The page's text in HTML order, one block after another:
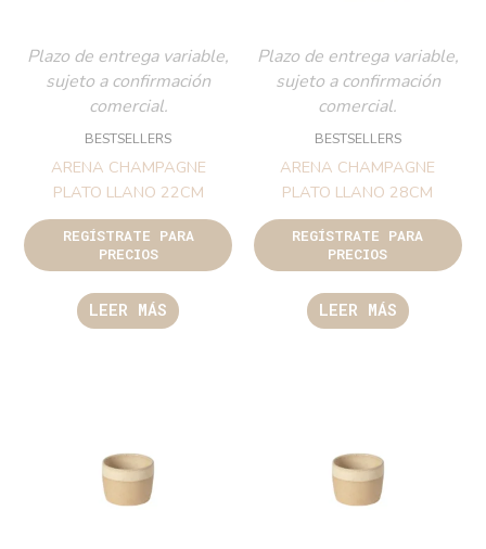
Plazo de entrega variable,
sujeto a confirmación
comercial.
BESTSELLERS
ARENA CHAMPAGNE
PLATO LLANO 22CM
REGÍSTRATE PARA
PRECIOS
LEER MÁS
Plazo de entrega variable,
sujeto a confirmación
comercial.
BESTSELLERS
ARENA CHAMPAGNE
PLATO LLANO 28CM
REGÍSTRATE PARA
PRECIOS
LEER MÁS